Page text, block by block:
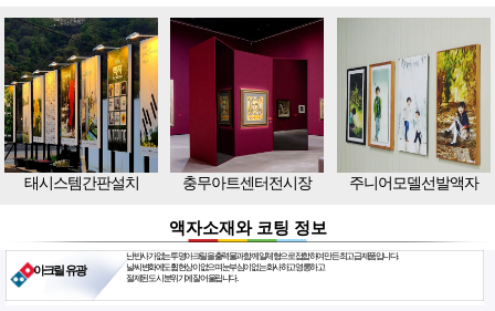
태시스템간판설치 충무아트센터전시장 주니어모델선발액자
액자소재와 코팅 정보
아크릴 유광
난반사가 없는 투명아크릴을 출력물과 함께 일체형으로 접합하여 만든 최고급 제품입니다.
날씨 변화에도 휨현상이 없으며 눈부심이 없는 화사하고 영롱하고
절제된 도시 분위기에 잘 어울립니다.